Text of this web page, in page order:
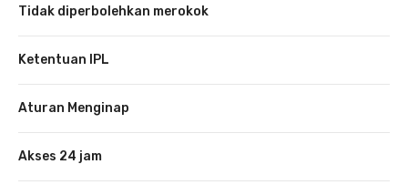
Tidak diperbolehkan merokok
Ketentuan IPL
Aturan Menginap
Akses 24 jam